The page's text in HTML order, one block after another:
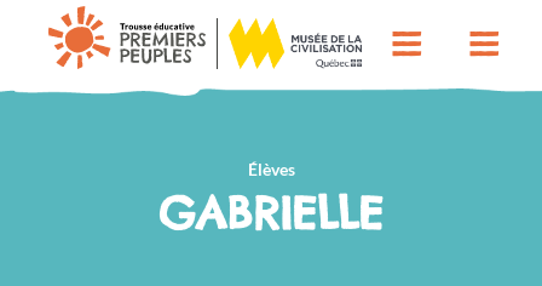
Élèves
GABRIELLE